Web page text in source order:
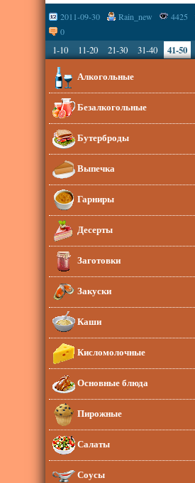
2011-09-30 Rain_new 4425
0
1-10 11-20 21-30 31-40 41-50
Алкогольные
Безалкогольные
Бутерброды
Выпечка
Гарниры
Десерты
Заготовки
Закуски
Каши
Кисломолочные
Основные блюда
Пирожные
Салаты
Соусы